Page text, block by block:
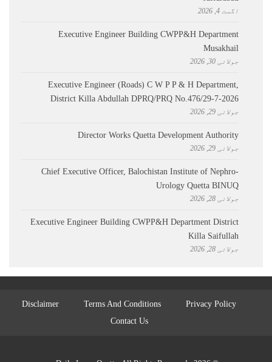
اگست 4, 2026
Executive Engineer Building CWPP&H Department
Musakhail
جولائی 30, 2026
Executive Engineer (Roads) C W P P & H Department,
District Killa Abdullah ​DPRQ/PRQ No.476/29-7-2026
جولائی 29, 2026
Director Works Quetta Development Authority
جولائی 29, 2026
Chief Executive Officer, Balochistan Institute of Nephro-
Urology Quetta BINUQ
جولائی 28, 2026
Executive Engineer Building CWPP&H Department District
Killa Saifullah
جولائی 28, 2026
Privacy Policy
Terms And Conditions
Disclaimer
Contact Us